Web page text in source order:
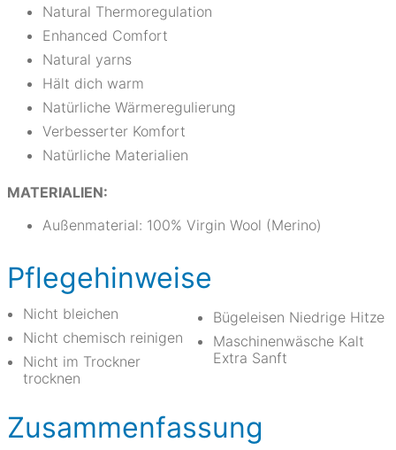
Natural Thermoregulation
Enhanced Comfort
Natural yarns
Hält dich warm
Natürliche Wärmeregulierung
Verbesserter Komfort
Natürliche Materialien
MATERIALIEN:
Außenmaterial: 100% Virgin Wool (Merino)
Pflegehinweise
Nicht bleichen
Nicht chemisch reinigen
Nicht im Trockner
trocknen
Bügeleisen Niedrige Hitze
Maschinenwäsche Kalt
Extra Sanft
Zusammenfassung